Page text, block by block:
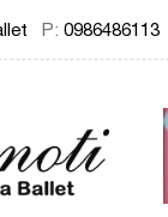
P: 0986486113